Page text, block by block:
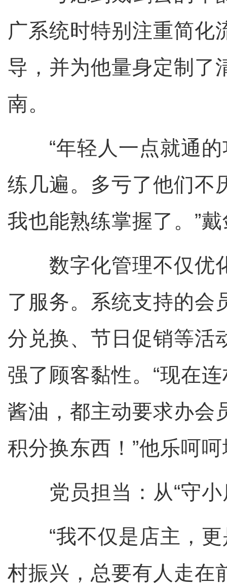
广系统时特别注重简化
导，并为他量身定制了
南。
“年轻人一点就通的
练几遍。多亏了他们不
我也能熟练掌握了。”
数字化管理不仅优
了服务。系统支持的会
分兑换、节日促销等活
强了顾客黏性。“现在
酱油，都主动要求办会
积分换东西！”他乐呵
党员担当：从“守小
“我不仅是店主，更
村振兴，总要有人走在